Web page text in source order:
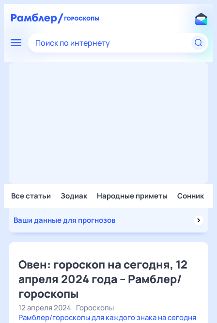
Поиск по интернету
Все статьи Зодиак Народные приметы Сонник
Ваши данные для прогнозов
Овен: гороскоп на сегодня, 12
апреля 2024 года – Рамблер/
гороскопы
12 апреля 2024 Гороскопы
Рамблер/гороскопы для каждого знака на сегодня